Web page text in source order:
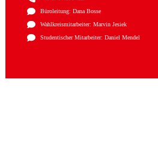
Büroleitung: Dana Bosse
Wahlkreismitarbeiter: Marvin Jesiek
Studentischer Mitarbeiter: Daniel Mendel